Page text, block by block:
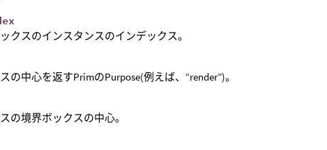
クスのインスタンスのインデックス。
の中心を返すPrimのPurpose(例えば、“render”)。
の境界ボックスの中心。